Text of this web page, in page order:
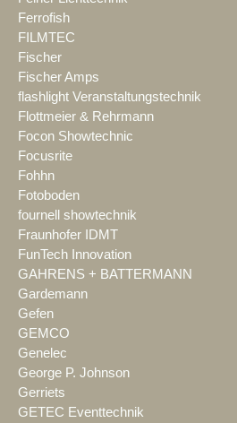
Ferrofish
FILMTEC
Fischer
Fischer Amps
flashlight Veranstaltungstechnik
Flottmeier & Rehrmann
Focon Showtechnic
Focusrite
Fohhn
Fotoboden
fournell showtechnik
Fraunhofer IDMT
FunTech Innovation
GAHRENS + BATTERMANN
Gardemann
Gefen
GEMCO
Genelec
George P. Johnson
Gerriets
GETEC Eventtechnik